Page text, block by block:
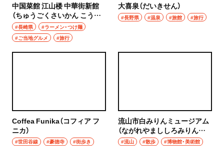
中国菜館 江山楼 中華街新館
（ちゅうごくさいかん こうざ
んろう ちゅうかがいしんか
ん）
#長崎県
#ラーメン・つけ麺
#ご当地グルメ
#旅行
大喜泉（だいきせん）
#長野県 #温泉 #旅館 #旅行
Coffea Funika（コフィア フ
ニカ）
#世田谷線 #豪徳寺
#街歩き
流山市白みりんミュージアム
（ながれやまししろみりんミ
ュージアム）
#流山 #散歩
#博物館・美術館